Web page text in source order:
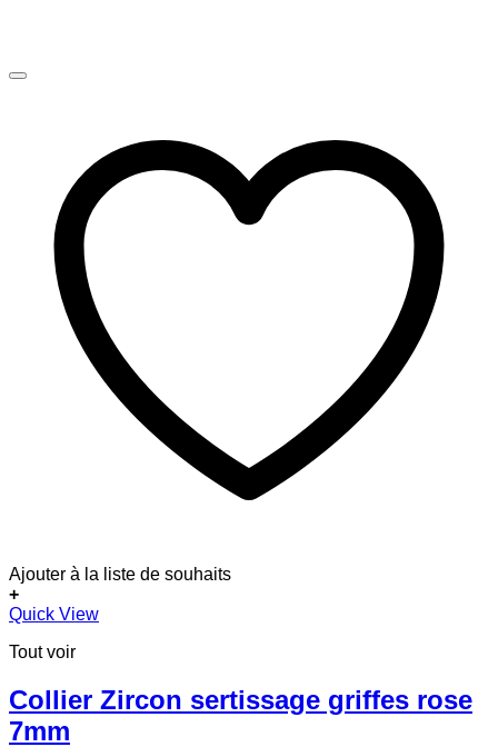
Ajouter à la liste de souhaits
+
Quick View
Tout voir
Collier Zircon sertissage griffes rose
7mm